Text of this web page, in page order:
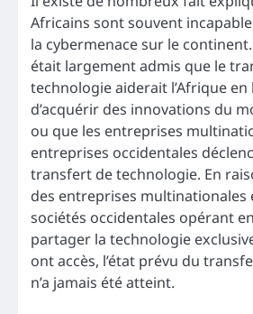
Africains sont souvent
la cybermenace sur le
était largement admis que le
technologie aiderait l’Afrique
d’acquérir des innovations du
ou que les entreprises
entreprises occidentales
transfert de technologie. En
des entreprises multinationales
sociétés occidentales opérant
partager la technologie
ont accès, l’état prévu du
n’a jamais été atteint.